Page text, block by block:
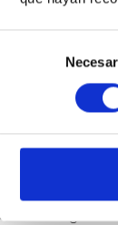
consentimiento
manual
táctil 7'' +
neumáticos
R-link 2 con
Android Auto &
carretera/
48cm (19´´)
de emergencia